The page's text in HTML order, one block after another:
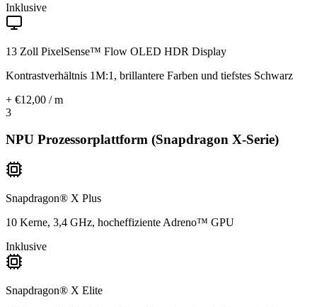
Inklusive
13 Zoll PixelSense™ Flow OLED HDR Display
Kontrastverhältnis 1M:1, brillantere Farben und tiefstes Schwarz
+ €12,00 / m
3
NPU Prozessorplattform (Snapdragon X-Serie)
Snapdragon® X Plus
10 Kerne, 3,4 GHz, hocheffiziente Adreno™ GPU
Inklusive
Snapdragon® X Elite